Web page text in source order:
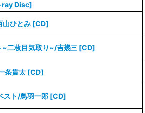
ray Disc]
ひとみ [CD]
~二枚目気取り~/吉幾三 [CD]
条貫太 [CD]
スト/鳥羽一郎 [CD]